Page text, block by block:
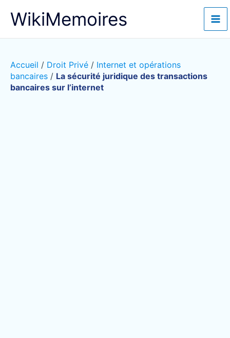
WikiMemoires
Accueil / Droit Privé / Internet et opérations
bancaires / La sécurité juridique des transactions
bancaires sur l’internet